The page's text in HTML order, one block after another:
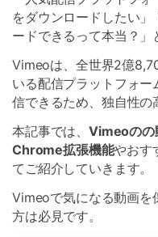
をダウンロードしたい
ードできるって本当？」
Vimeoは、全世界2億
いる配信プラットフォ
信できるため、独自性の
本記事では、Vimeoのの
Chrome拡張機能やおす
てご紹介していきます。
Vimeoで気になる動画を
方は必見です。